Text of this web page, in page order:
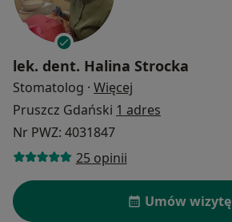
lek. dent. Halina Strocka
Stomatolog · Więcej
Pruszcz Gdański 1 adres
Nr PWZ: 4031847
25 opinii
Umów wizytę